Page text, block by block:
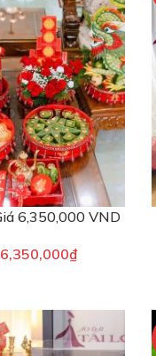
6,350,000 VND
6,350,000₫